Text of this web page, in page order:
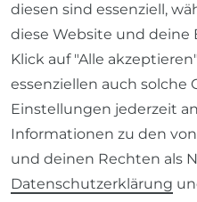
diesen sind essenziell,
diese Website und deine
Klick auf "Alle
essenziellen auch solche
Einstellungen jederzeit
Informationen zu den
und deinen Rechten als
Daten­schutz­erklärung